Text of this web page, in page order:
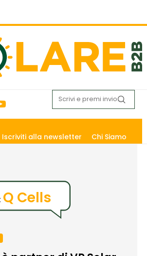
Iscriviti alla newsletter Chi Siamo
Q Cells